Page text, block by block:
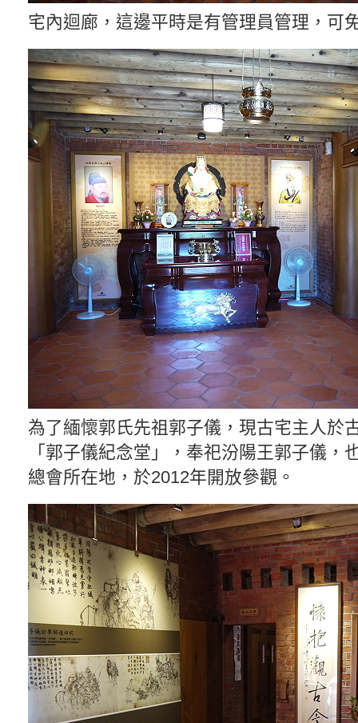
宅內迴廊，這邊平時是有管理員管理，可
為了緬懷郭氏先祖郭子儀，現古宅主人於
「郭子儀紀念堂」，奉祀汾陽王郭子儀，
總會所在地，於2012年開放參觀。